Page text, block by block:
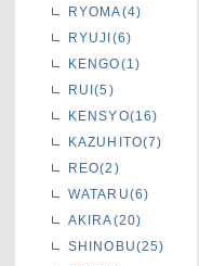
RYOMA(4)
RYUJI(6)
KENGO(1)
RUI(5)
KENSYO(16)
KAZUHITO(7)
REO(2)
WATARU(6)
AKIRA(20)
SHINOBU(25)